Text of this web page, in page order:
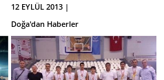
12 EYLÜL 2013 |
Doğa'dan Haberler